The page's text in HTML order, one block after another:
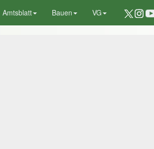
Amtsblatt Bauen VG